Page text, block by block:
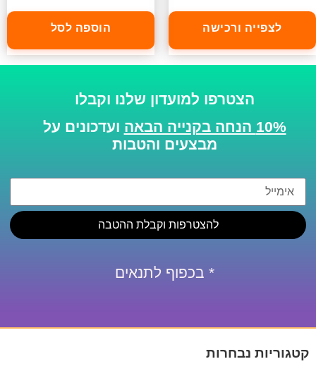
לצפייה ורכישה הוספה לסל
הצטרפו למועדון שלנו וקבלו
10% הנחה בקנייה הבאה
ועדכונים על
מבצעים והטבות
להצטרפות וקבלת ההטבה
* בכפוף לתנאים
קטגוריות נבחרות